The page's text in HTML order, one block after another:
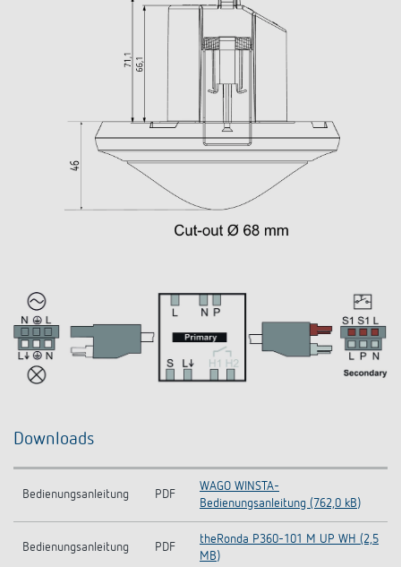
Downloads
Bedienungsanleitung PDF
WAGO WINSTA-
Bedienungsanleitung (762,0 kB)
Bedienungsanleitung PDF
theRonda P360-101 M UP WH (2,5
MB)